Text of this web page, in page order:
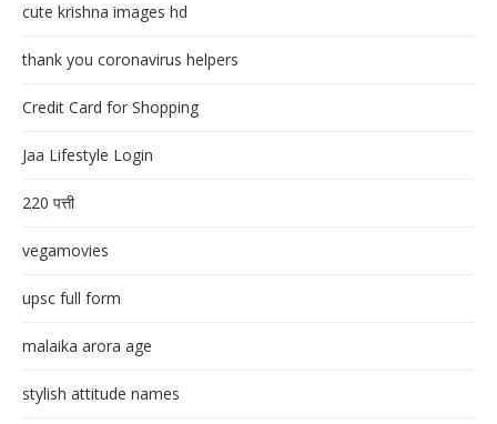
cute krishna images hd
thank you coronavirus helpers
Credit Card for Shopping
Jaa Lifestyle Login
220 पत्ती
vegamovies
upsc full form
malaika arora age
stylish attitude names